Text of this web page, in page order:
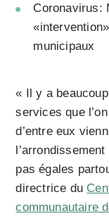
Coronavirus:
municipaux
« Il y a
services que
d’entre eux
pas égales
directrice du
communautaire